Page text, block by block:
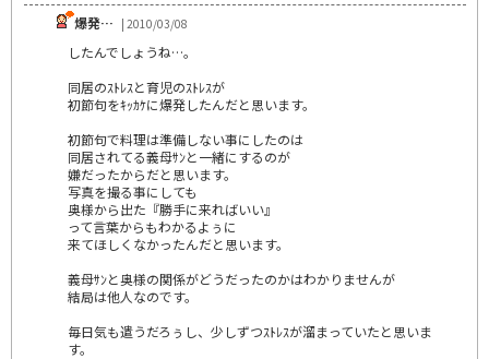
爆発… | 2010/03/08
したんでしょうね…。
同居のｽﾄﾚｽと育児のｽﾄﾚｽが
初節句をｷｯｶｹに爆発したんだと思います。
初節句で料理は準備しない事にしたのは
同居されてる義母ｻﾝと一緒にするのが
嫌だったからだと思います。
写真を撮る事にしても
奥様から出た『勝手に来ればいい』
って言葉からもわかるよぅに
来てほしくなかったんだと思います。
義母ｻﾝと奥様の関係がどうだったのかはわかりませんが
結局は他人なのです。
毎日気も遣うだろぅし、少しずつｽﾄﾚｽが溜まっていたと思いま
す。